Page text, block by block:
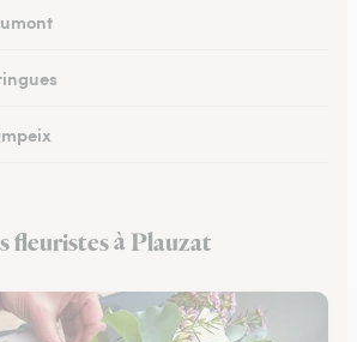
fleuristes à Plauzat